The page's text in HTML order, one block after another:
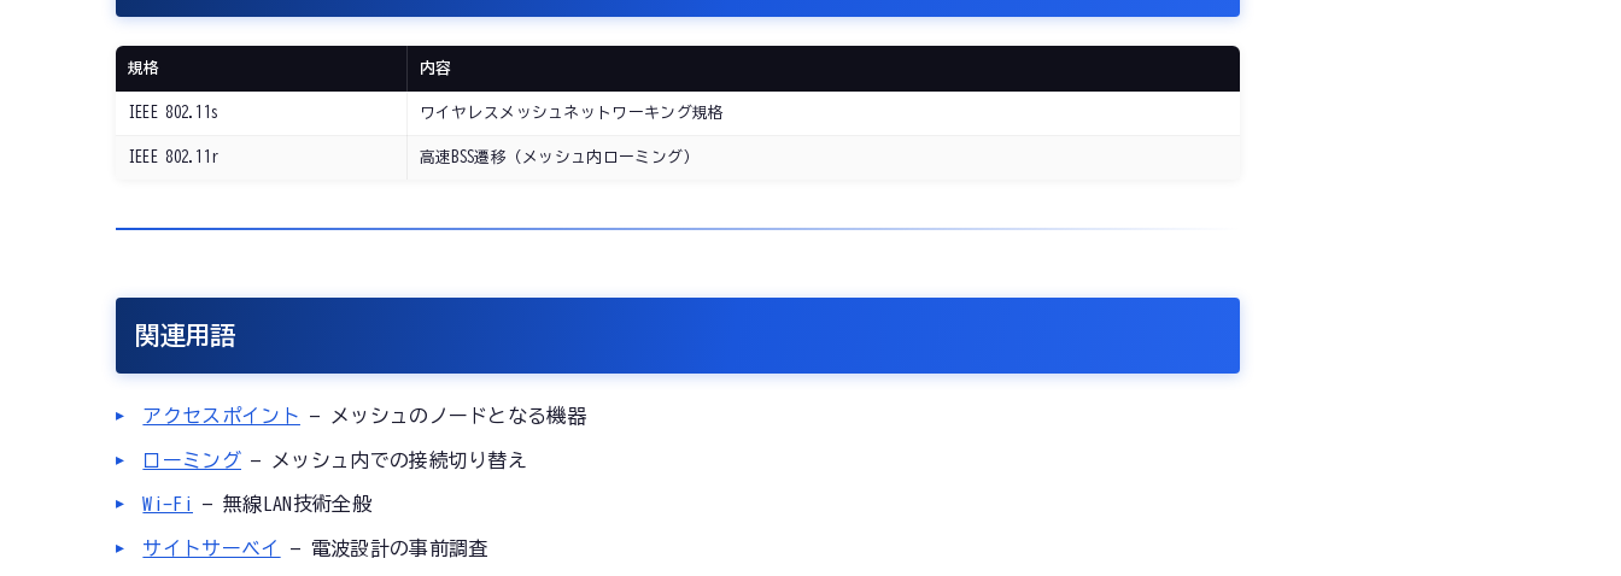
規格 内容
IEEE 802.11s ワイヤレスメッシュネットワーキング規格
IEEE 802.11r 高速BSS遷移（メッシュ内ローミング）
関連用語
アクセスポイント — メッシュのノードとなる機器
ローミング — メッシュ内での接続切り替え
Wi-Fi — 無線LAN技術全般
サイトサーベイ — 電波設計の事前調査